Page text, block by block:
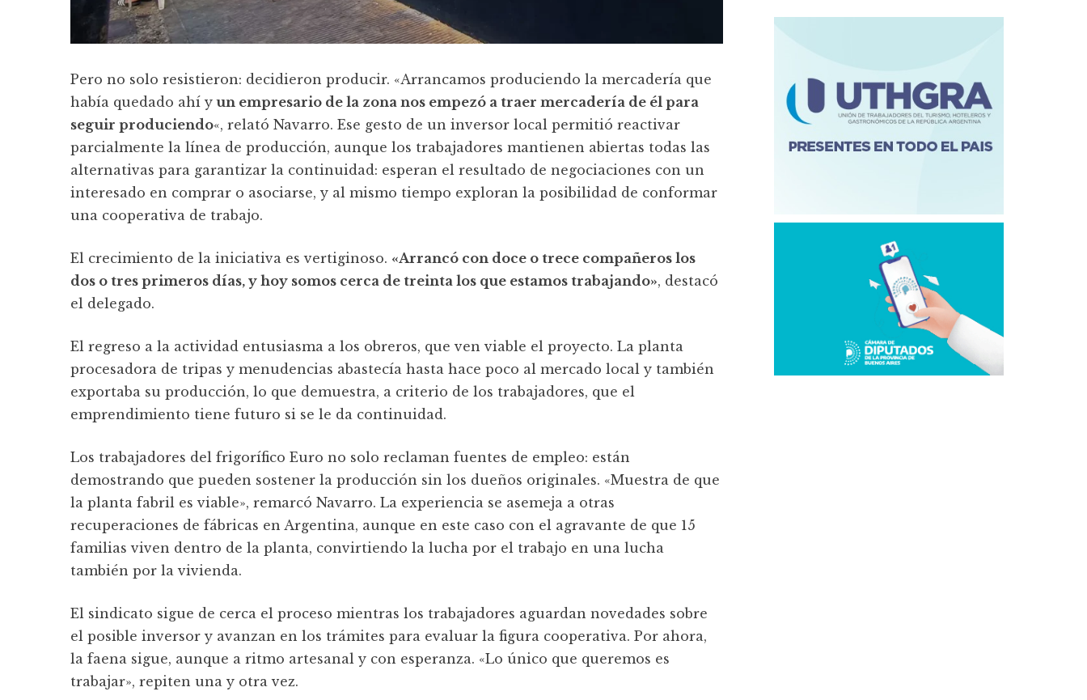
Pero no solo resistieron: decidieron producir. «Arrancamos produciendo la mercadería que
había quedado ahí y un empresario de la zona nos empezó a traer mercadería de él para
seguir produciendo«, relató Navarro. Ese gesto de un inversor local permitió reactivar
parcialmente la línea de producción, aunque los trabajadores mantienen abiertas todas las
alternativas para garantizar la continuidad: esperan el resultado de negociaciones con un
interesado en comprar o asociarse, y al mismo tiempo exploran la posibilidad de conformar
una cooperativa de trabajo.
El crecimiento de la iniciativa es vertiginoso. «Arrancó con doce o trece compañeros los
dos o tres primeros días, y hoy somos cerca de treinta los que estamos trabajando», destacó
el delegado.
El regreso a la actividad entusiasma a los obreros, que ven viable el proyecto. La planta
procesadora de tripas y menudencias abastecía hasta hace poco al mercado local y también
exportaba su producción, lo que demuestra, a criterio de los trabajadores, que el
emprendimiento tiene futuro si se le da continuidad.
Los trabajadores del frigorífico Euro no solo reclaman fuentes de empleo: están
demostrando que pueden sostener la producción sin los dueños originales. «Muestra de que
la planta fabril es viable», remarcó Navarro. La experiencia se asemeja a otras
recuperaciones de fábricas en Argentina, aunque en este caso con el agravante de que 15
familias viven dentro de la planta, convirtiendo la lucha por el trabajo en una lucha
también por la vivienda.
El sindicato sigue de cerca el proceso mientras los trabajadores aguardan novedades sobre
el posible inversor y avanzan en los trámites para evaluar la figura cooperativa. Por ahora,
la faena sigue, aunque a ritmo artesanal y con esperanza. «Lo único que queremos es
trabajar», repiten una y otra vez.